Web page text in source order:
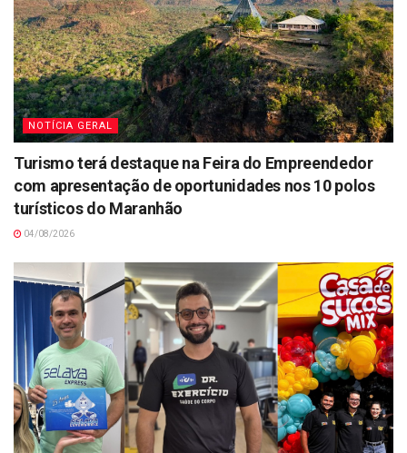
NOTÍCIA GERAL
Turismo terá destaque na Feira do Empreendedor
com apresentação de oportunidades nos 10 polos
turísticos do Maranhão
04/08/2026